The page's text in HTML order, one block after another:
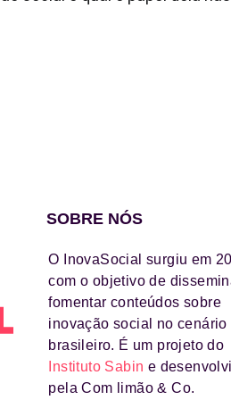
SOBRE NÓS
O InovaSocial surgiu em
com o objetivo de
fomentar conteúdos sobre
inovação social no cenário
brasileiro. É um projeto do
Instituto Sabin e
pela Com limão & Co.